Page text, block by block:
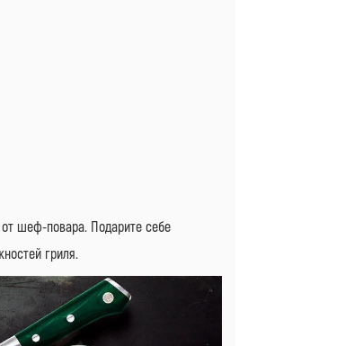
шеф-повара. Подарите себе
гриля.